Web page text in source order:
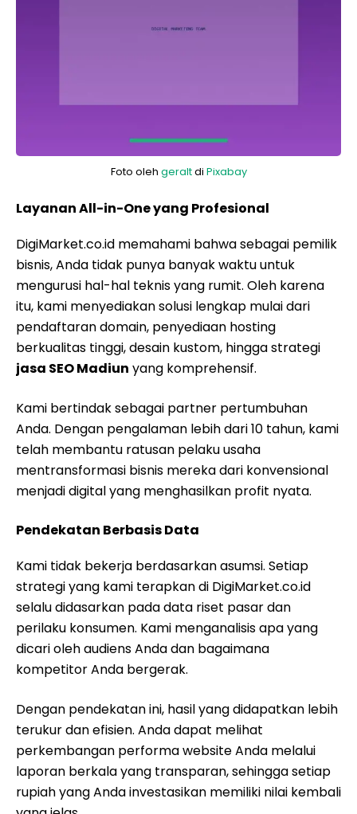
Foto oleh geraltdi Pixabay
Layanan All-in-One yang Profesional
DigiMarket.co.id memahami bahwa sebagai pemilik
bisnis, Anda tidak punya banyak waktu untuk
mengurusi hal-hal teknis yang rumit. Oleh karena
itu, kami menyediakan solusi lengkap mulai dari
pendaftaran domain, penyediaan hosting
berkualitas tinggi, desain kustom, hingga strategi
jasa SEO Madiun yang komprehensif.
Kami bertindak sebagai partner pertumbuhan
Anda. Dengan pengalaman lebih dari 10 tahun, kami
telah membantu ratusan pelaku usaha
mentransformasi bisnis mereka dari konvensional
menjadi digital yang menghasilkan profit nyata.
Pendekatan Berbasis Data
Kami tidak bekerja berdasarkan asumsi. Setiap
strategi yang kami terapkan di DigiMarket.co.id
selalu didasarkan pada data riset pasar dan
perilaku konsumen. Kami menganalisis apa yang
dicari oleh audiens Anda dan bagaimana
kompetitor Anda bergerak.
Dengan pendekatan ini, hasil yang didapatkan lebih
terukur dan efisien. Anda dapat melihat
perkembangan performa website Anda melalui
laporan berkala yang transparan, sehingga setiap
rupiah yang Anda investasikan memiliki nilai kembali